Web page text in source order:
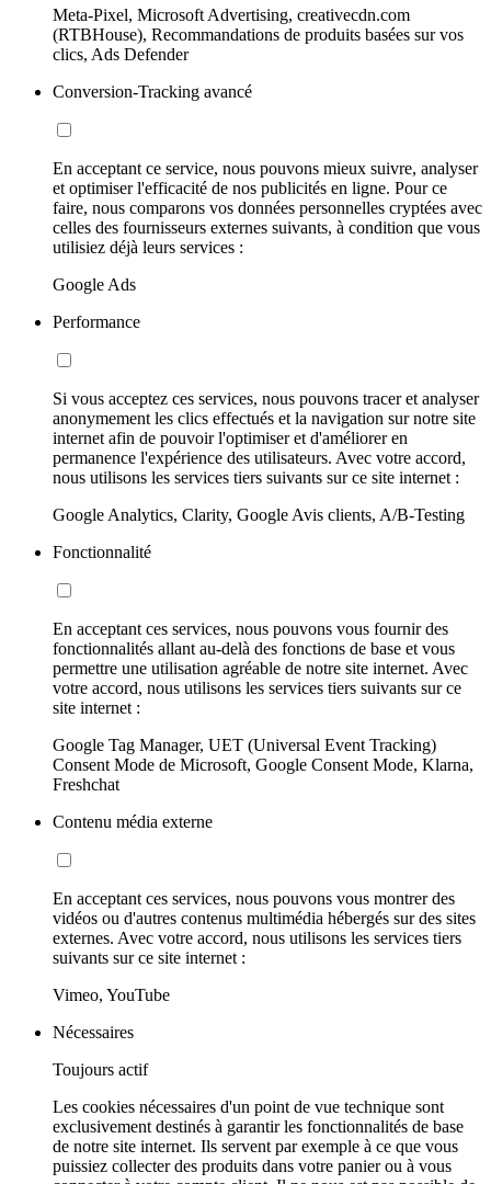
Meta-Pixel, Microsoft Advertising, creativecdn.com
(RTBHouse), Recommandations de produits basées sur vos
clics, Ads Defender
Conversion-Tracking avancé
En acceptant ce service, nous pouvons mieux suivre, analyser
et optimiser l'efficacité de nos publicités en ligne. Pour ce
faire, nous comparons vos données personnelles cryptées avec
celles des fournisseurs externes suivants, à condition que vous
utilisiez déjà leurs services :
Google Ads
Performance
Si vous acceptez ces services, nous pouvons tracer et analyser
anonymement les clics effectués et la navigation sur notre site
internet afin de pouvoir l'optimiser et d'améliorer en
permanence l'expérience des utilisateurs. Avec votre accord,
nous utilisons les services tiers suivants sur ce site internet :
Google Analytics, Clarity, Google Avis clients, A/B-Testing
Fonctionnalité
En acceptant ces services, nous pouvons vous fournir des
fonctionnalités allant au-delà des fonctions de base et vous
permettre une utilisation agréable de notre site internet. Avec
votre accord, nous utilisons les services tiers suivants sur ce
site internet :
Google Tag Manager, UET (Universal Event Tracking)
Consent Mode de Microsoft, Google Consent Mode, Klarna,
Freshchat
Contenu média externe
En acceptant ces services, nous pouvons vous montrer des
vidéos ou d'autres contenus multimédia hébergés sur des sites
externes. Avec votre accord, nous utilisons les services tiers
suivants sur ce site internet :
Vimeo, YouTube
Nécessaires
Toujours actif
Les cookies nécessaires d'un point de vue technique sont
exclusivement destinés à garantir les fonctionnalités de base
de notre site internet. Ils servent par exemple à ce que vous
puissiez collecter des produits dans votre panier ou à vous